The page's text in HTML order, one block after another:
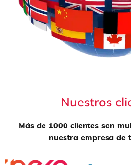
Nuestros
Más de 1000 clientes son
nuestra empresa de